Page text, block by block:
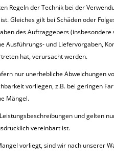
Regeln der Technik bei der
Gleiches gilt bei Schäden oder
des Auftraggebers
Ausführungs- und Liefervorgaben,
hat, verursacht werden.
nur unerhebliche Abweichungen
vorliegen, z.B. bei geringen
Mängel.
und gelten
vereinbart ist.
vorliegt, sind wir nach unserer